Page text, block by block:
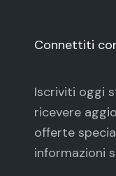
Connettiti
Iscriviti oggi
ricevere
offerte
informazioni